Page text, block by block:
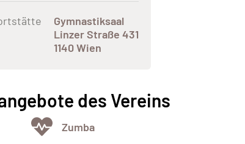
Gymnastiksaal
Linzer Straße 431
1140 Wien
des Vereins
Zumba